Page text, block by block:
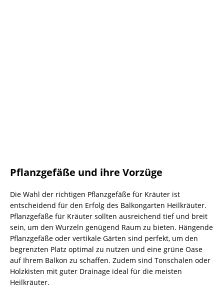
Pflanzgefäße und ihre Vorzüge
Die Wahl der richtigen Pflanzgefäße für Kräuter ist
entscheidend für den Erfolg des Balkongarten Heilkräuter.
Pflanzgefäße für Kräuter sollten ausreichend tief und breit
sein, um den Wurzeln genügend Raum zu bieten. Hängende
Pflanzgefäße oder vertikale Gärten sind perfekt, um den
begrenzten Platz optimal zu nutzen und eine grüne Oase
auf Ihrem Balkon zu schaffen. Zudem sind Tonschalen oder
Holzkisten mit guter Drainage ideal für die meisten
Heilkräuter.